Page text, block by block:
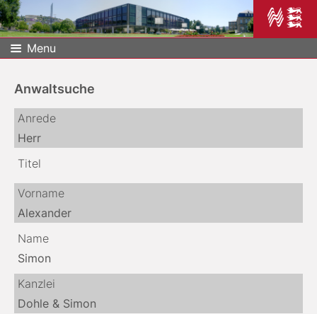
Menu
Anwaltsuche
Anrede
Herr
Titel
Vorname
Alexander
Name
Simon
Kanzlei
Dohle & Simon